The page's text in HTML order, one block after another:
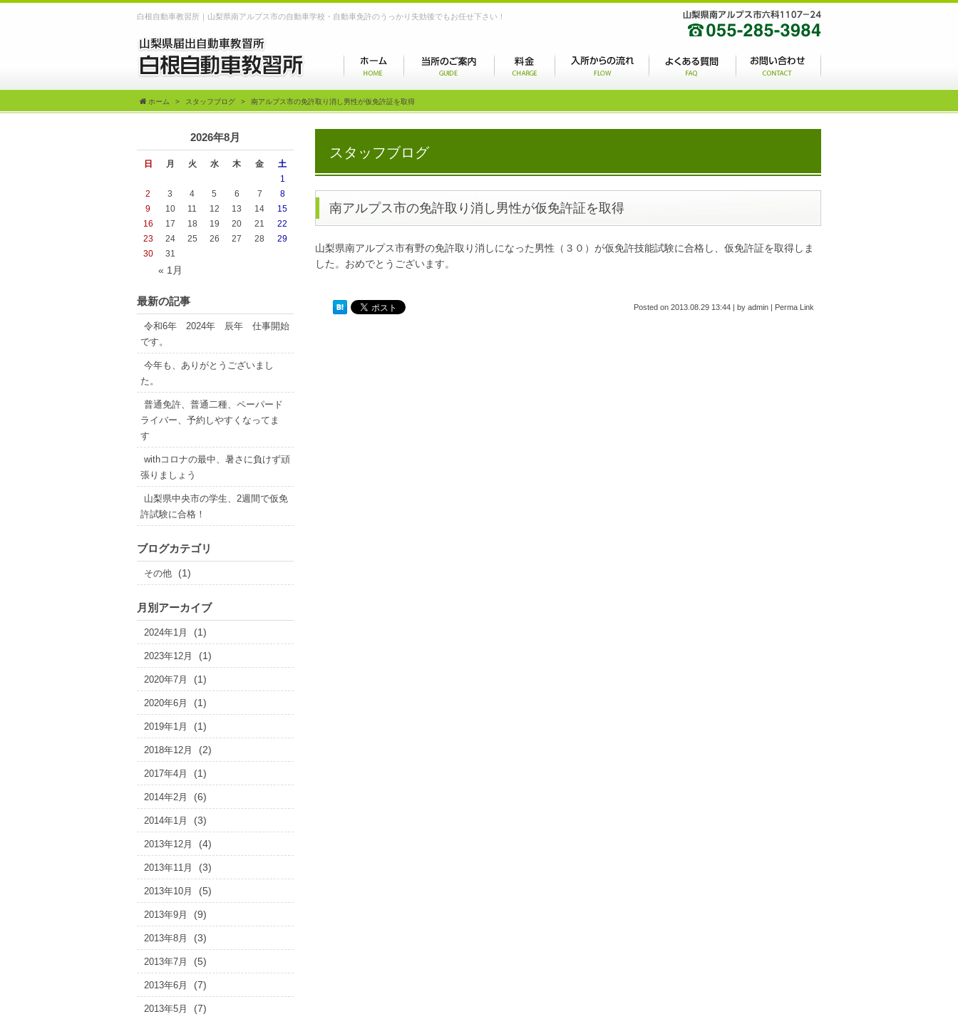
白根自動車教習所｜山梨県南アルプス市の自動車学校・自動車免許のうっかり失効後でもお任せ下さい！
ホーム スタッフブログ 南アルプス市の免許取り消し男性が仮免許証を取得
スタッフブログ
南アルプス市の免許取り消し男性が仮免許証を取得
山梨県南アルプス市有野の免許取り消しになった男性（３０）が仮免許技能試験に合格し、仮免許証を取得しま
した。おめでとうございます。
Posted on 2013.08.29 13:44 | by admin | Perma Link
2026年8月
日 月 火 水 木 金 土
« 1月
1
2
3 4 5 6 7
8
9
10 11 12 13 14
15
16
17 18 19 20 21
22
23
24 25 26 27 28
29
30
31
最新の記事
令和6年 2024年 辰年 仕事開始
です。
今年も、ありがとうございまし
た。
普通免許、普通二種、ペーパード
ライバー、予約しやすくなってま
す
withコロナの最中、暑さに負けず頑
張りましょう
山梨県中央市の学生、2週間で仮免
許試験に合格！
ブログカテゴリ
その他 (1)
月別アーカイブ
2024年1月 (1)
2023年12月 (1)
2020年7月 (1)
2020年6月 (1)
2019年1月 (1)
2018年12月 (2)
2017年4月 (1)
2014年2月 (6)
2014年1月 (3)
2013年12月 (4)
2013年11月 (3)
2013年10月 (5)
2013年9月 (9)
2013年8月 (3)
2013年7月 (5)
2013年6月 (7)
2013年5月 (7)